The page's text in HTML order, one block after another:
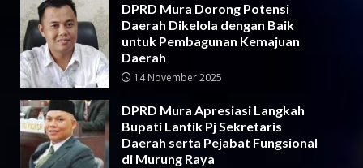
DPRD Mura Dorong Potensi
Daerah Dikelola dengan Baik
untuk Pembagunan Kemajuan
Daerah
14 November 2025
DPRD Mura Apresiasi Langkah
Bupati Lantik Pj Sekretaris
Daerah serta Pejabat Fungsional
di Murung Raya